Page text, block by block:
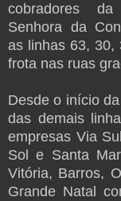
cobradores
Senhora da
as linhas 63, 30,
frota nas ruas
Desde o início
das demais
empresas Via
Sol e Santa
Vitória, Barros,
Grande Natal